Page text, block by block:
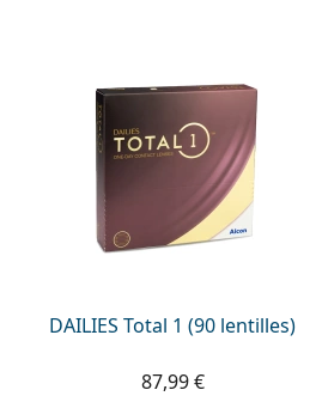
DAILIES Total 1 (90 lentilles)
87,99 €